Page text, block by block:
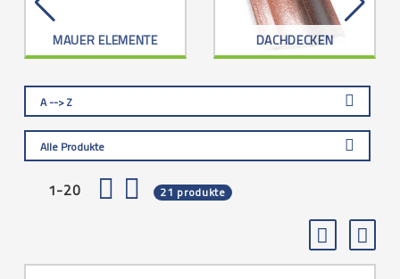
MAUER ELEMENTE DACHDECKEN
A --> Z
Alle Produkte
1-20 21 produkte